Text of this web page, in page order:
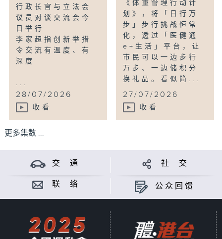
行政长官与立法会
议员对谈交流会今
日举行
李家超指创新举措
令交流有温度、有
深度
...
28/07/2026
收看
《体重管理行动计
划》，将「日行万
步」步行挑战恒常
化，透过「医健通
e+生活」平台，让
市民可以一边步行
万步、一边储积分
换礼品。看似简...
27/07/2026
收看
更多集数 ...
交 通 社 交
联 络 公众回馈